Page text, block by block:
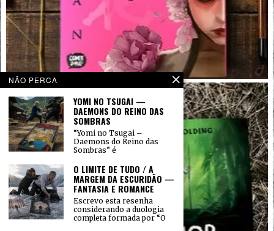
NÃO PERCA
YOMI NO TSUGAI —
DAEMONS DO REINO DAS
SOMBRAS
“Yomi no Tsugai –
Daemons do Reino das
Sombras” é
O LIMITE DE TUDO / A
MARGEM DA ESCURIDÃO —
FANTASIA E ROMANCE
Escrevo esta resenha
considerando a duologia
completa formada por “O